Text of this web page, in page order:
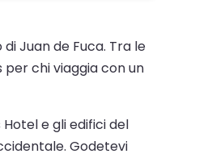
Juan de Fuca. Tra le
chi viaggia con un
e gli edifici del
Godetevi